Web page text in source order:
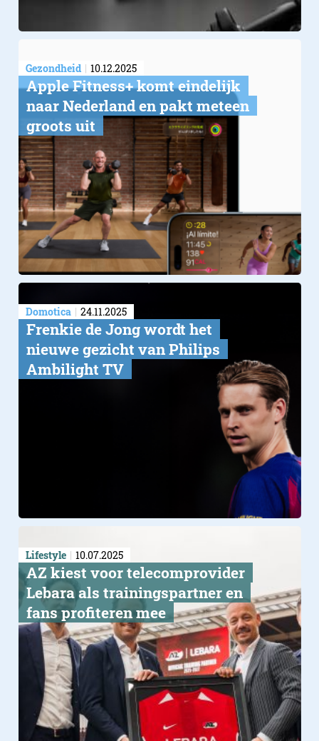
Gezondheid 10.12.2025
Apple Fitness+ komt eindelijk
naar Nederland en pakt meteen
groots uit
Domotica 24.11.2025
Frenkie de Jong wordt het
nieuwe gezicht van Philips
Ambilight TV
Lifestyle 10.07.2025
AZ kiest voor telecomprovider
Lebara als trainingspartner en
fans profiteren mee